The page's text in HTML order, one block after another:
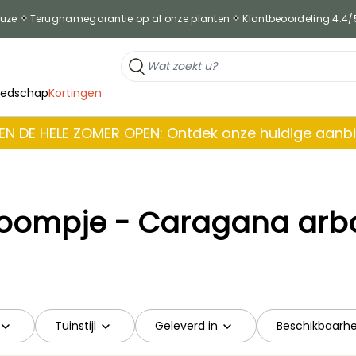
Terugnamegarantie op al onze planten Klantbeoordeling 4.4/
Kortingen
DE HELE ZOMER OPEN: Ontdek onze huidige
- Caragana
Tuinstijl Geleverd in